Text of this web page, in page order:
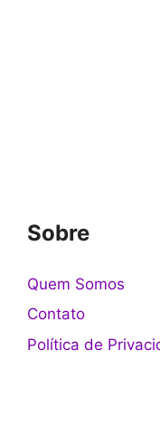
Sobre
Quem Somos
Contato
Política de